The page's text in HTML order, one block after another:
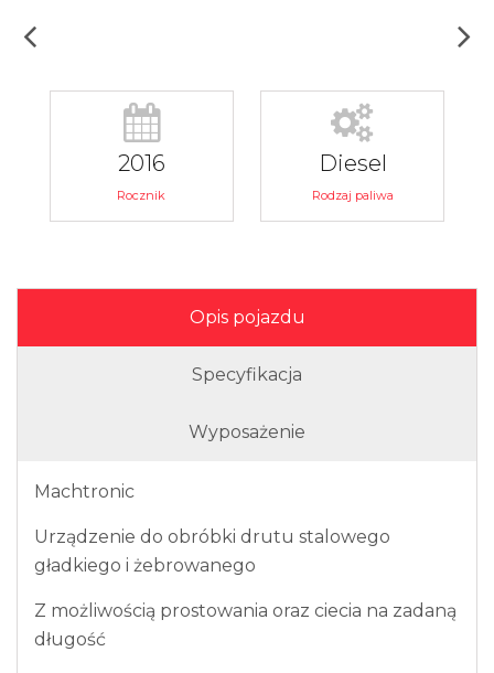
2016
Rocznik
Diesel
Rodzaj paliwa
Opis pojazdu
Specyfikacja
Wyposażenie
Machtronic
Urządzenie do obróbki drutu stalowego
gładkiego i żebrowanego
Z możliwością prostowania oraz ciecia na zadaną
długość